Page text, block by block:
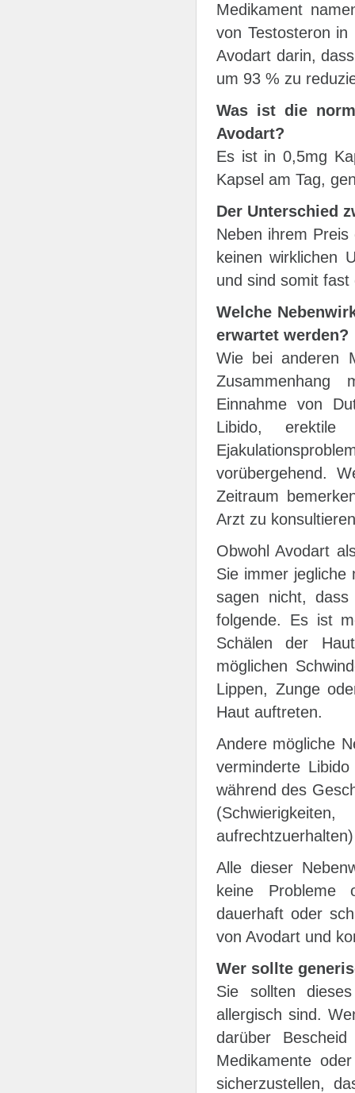
Medikament
von Testosteron
Avodart darin,
um 93 % zu
Was ist die
Avodart?
Es ist in 0,5mg
Kapsel am Tag,
Der Unterschied
Neben ihrem
keinen wirklichen
und sind somit fast
Welche
erwartet werden?
Wie bei anderen
Zusammenhang
Einnahme von
Libido,
vorübergehend.
Zeitraum
Arzt zu
Obwohl Avodart
Sie immer jegliche
sagen nicht,
folgende. Es ist
Schälen der
möglichen
Lippen, Zunge
Haut auftreten.
Andere mögliche
verminderte
während des
Alle dieser
keine Probleme
dauerhaft oder
von Avodart und
Wer sollte
Sie sollten
allergisch sind.
darüber
Medikamente
sicherzustellen,